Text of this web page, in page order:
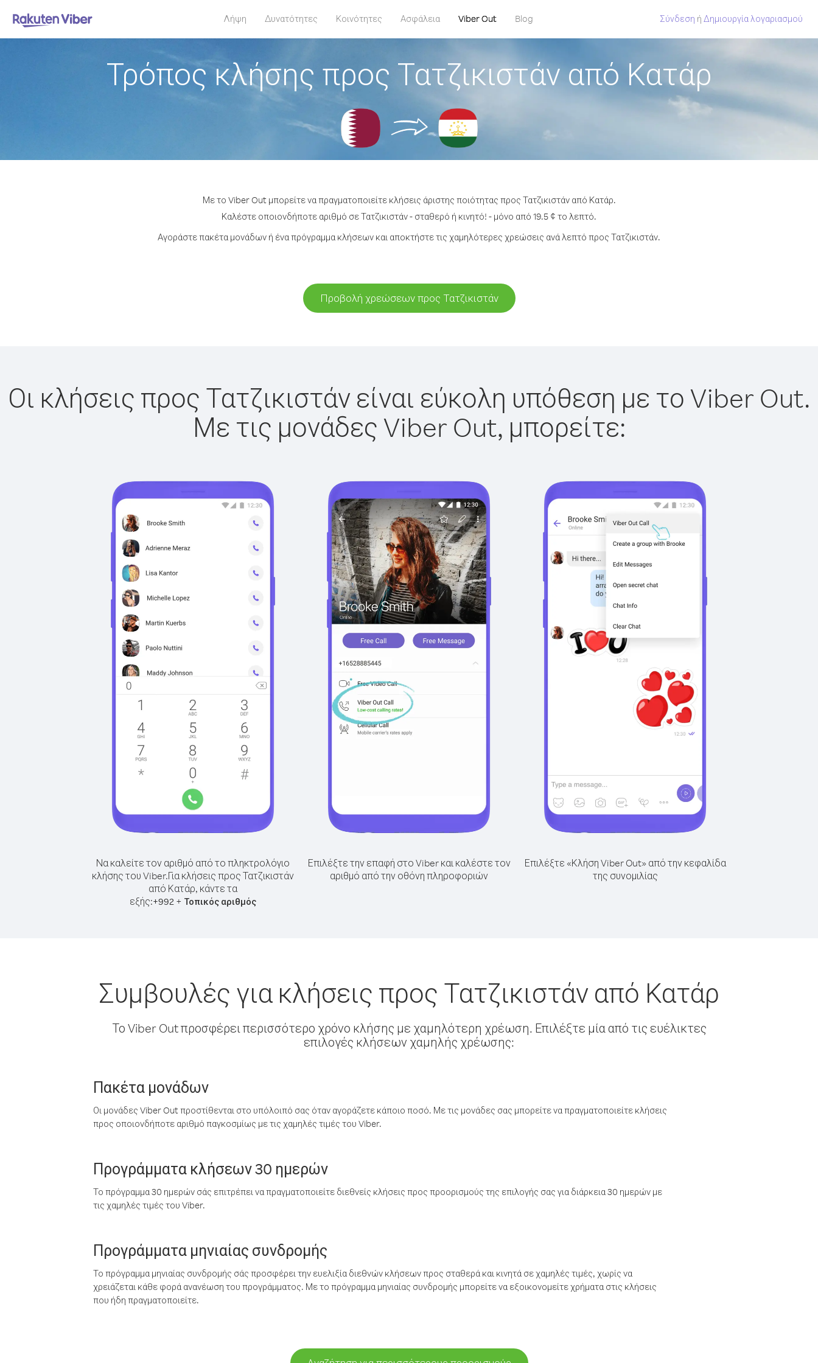
Λήψη Δυνατότητες Κοινότητες Ασφάλεια Viber Out Blog Σύνδεση ή Δημιουργία λογαριασμού
Τρόπος κλήσης προς Τατζικιστάν από Κατάρ
Με το Viber Out μπορείτε να πραγματοποιείτε κλήσεις άριστης ποιότητας προς Τατζικιστάν από Κατάρ.
Καλέστε οποιονδήποτε αριθμό σε Τατζικιστάν - σταθερό ή κινητό! - μόνο από 19.5 ¢ το λεπτό.
Αγοράστε πακέτα μονάδων ή ένα πρόγραμμα κλήσεων και αποκτήστε τις χαμηλότερες χρεώσεις ανά λεπτό προς Τατζικιστάν.
Προβολή χρεώσεων προς Τατζικιστάν
Οι κλήσεις προς Τατζικιστάν είναι εύκολη υπόθεση με το Viber Out.
Με τις μονάδες Viber Out, μπορείτε:
Να καλείτε τον αριθμό από το πληκτρολόγιο
κλήσης του Viber.Για κλήσεις προς Τατζικιστάν
από Κατάρ, κάντε τα
εξής:+992 + Τοπικός αριθμός
Επιλέξτε την επαφή στο Viber και καλέστε τον
αριθμό από την οθόνη πληροφοριών
Επιλέξτε «Κλήση Viber Out» από την κεφαλίδα
της συνομιλίας
Συμβουλές για κλήσεις προς Τατζικιστάν από Κατάρ
Το Viber Out προσφέρει περισσότερο χρόνο κλήσης με χαμηλότερη χρέωση. Επιλέξτε μία από τις ευέλικτες
επιλογές κλήσεων χαμηλής χρέωσης:
Πακέτα μονάδων
Οι μονάδες Viber Out προστίθενται στο υπόλοιπό σας όταν αγοράζετε κάποιο ποσό. Με τις μονάδες σας μπορείτε να πραγματοποιείτε κλήσεις
προς οποιονδήποτε αριθμό παγκοσμίως με τις χαμηλές τιμές του Viber.
Προγράμματα κλήσεων 30 ημερών
Το πρόγραμμα 30 ημερών σάς επιτρέπει να πραγματοποιείτε διεθνείς κλήσεις προς προορισμούς της επιλογής σας για διάρκεια 30 ημερών με
τις χαμηλές τιμές του Viber.
Προγράμματα μηνιαίας συνδρομής
Το πρόγραμμα μηνιαίας συνδρομής σάς προσφέρει την ευελιξία διεθνών κλήσεων προς σταθερά και κινητά σε χαμηλές τιμές, χωρίς να
χρειάζεται κάθε φορά ανανέωση του προγράμματος. Με το πρόγραμμα μηνιαίας συνδρομής μπορείτε να εξοικονομείτε χρήματα στις κλήσεις
που ήδη πραγματοποιείτε.